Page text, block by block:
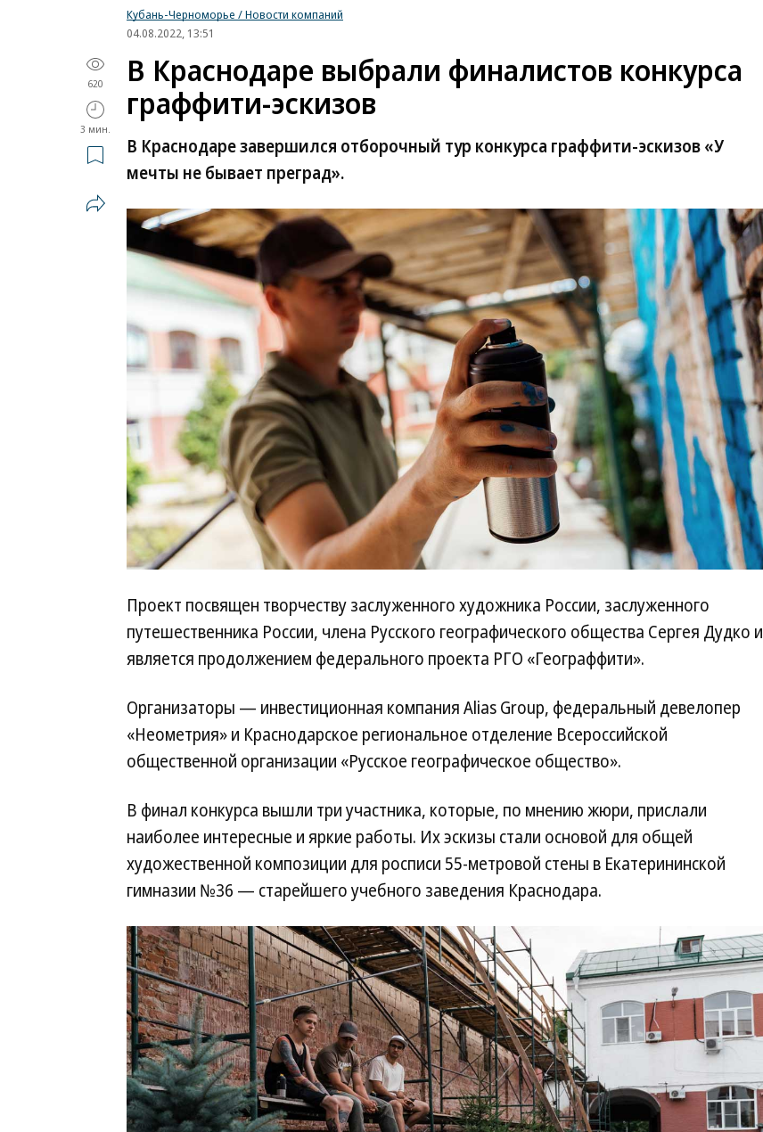
Кубань-Черноморье / Новости компаний
04.08.2022, 13:51
620
3 мин.
В Краснодаре выбрали финалистов конкурса
граффити-эскизов
В Краснодаре завершился отборочный тур конкурса граффити-эскизов «У
мечты не бывает преград».
Проект посвящен творчеству заслуженного художника России, заслуженного
путешественника России, члена Русского географического общества Сергея Дудко и
является продолжением федерального проекта РГО «Географфити».
Организаторы — инвестиционная компания Alias Group, федеральный девелопер
«Неометрия» и Краснодарское региональное отделение Всероссийской
общественной организации «Русское географическое общество».
В финал конкурса вышли три участника, которые, по мнению жюри, прислали
наиболее интересные и яркие работы. Их эскизы стали основой для общей
художественной композиции для росписи 55-метровой стены в Екатерининской
гимназии №36 — старейшего учебного заведения Краснодара.